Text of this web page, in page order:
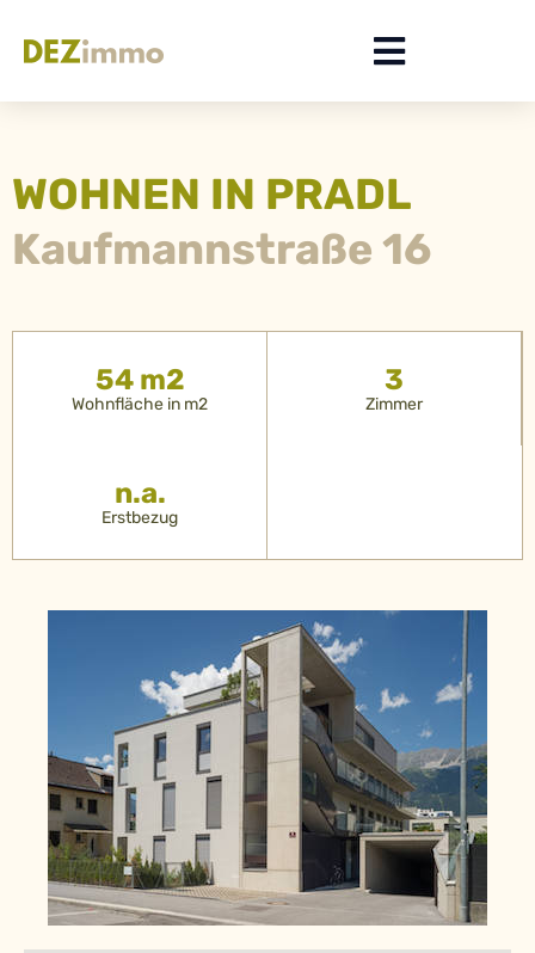
WOHNEN IN PRADL
Kaufmannstraße 16
54 m2
Wohnfläche in m2
3
Zimmer
n.a.
Erstbezug